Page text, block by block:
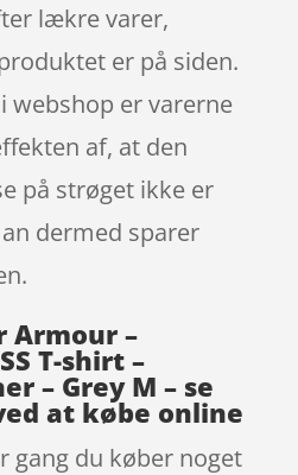
lækre varer,
er på siden.
webshop er varerne
af, at den
på strøget ikke er
dermed sparer
Armour –
T-shirt –
– Grey M – se
at købe online
gang du køber noget